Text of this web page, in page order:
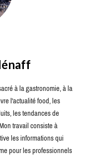
à la gastronomie, à la
l'actualité food, les
les tendances de
travail consiste à
les informations qui
pour les professionnels